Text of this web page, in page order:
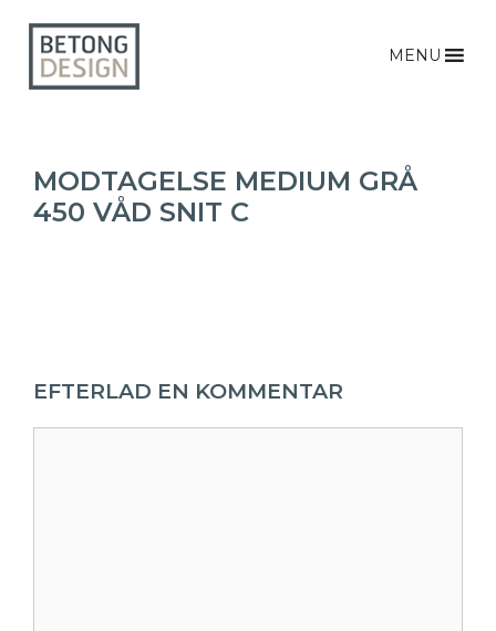
MENU
MODTAGELSE MEDIUM GRÅ
450 VÅD SNIT C
EFTERLAD EN KOMMENTAR